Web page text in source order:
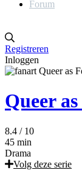
Forum
Registreren
Inloggen
Queer
8.4 / 10
45 min
Drama
Volg deze serie